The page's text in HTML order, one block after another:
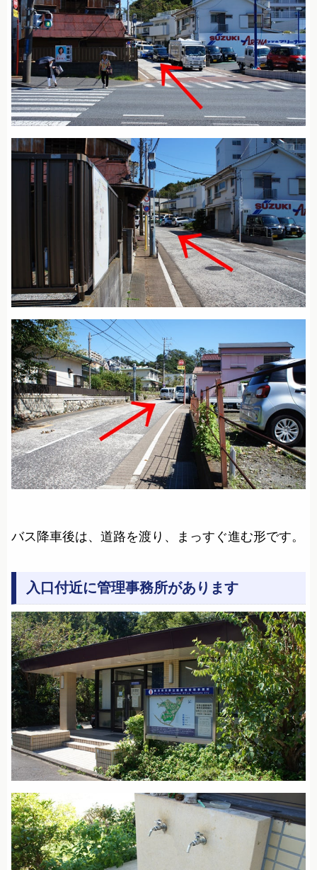
バス降車後は、道路を渡り、まっすぐ進む形です。
入口付近に管理事務所があります